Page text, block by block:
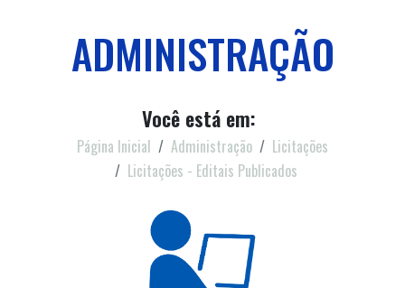
ADMINISTRAÇÃO
Você está em:
Página Inicial Administração
Licitações
Licitações - Editais Publicados